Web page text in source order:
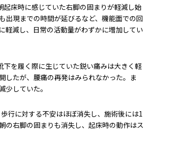
床時に感じていた右脚の固まりが軽減し始
出現までの時間が延びるなど、機能面での回
軽減し、日常の活動量がわずかに増加してい
を履く際に生じていた鋭い痛みは大きく軽
したが、腰痛の再発はみられなかった。ま
少していた。
歩行に対する不安はほぼ消失し、施術後には1
の右脚の固まりも消失し、起床時の動作はス